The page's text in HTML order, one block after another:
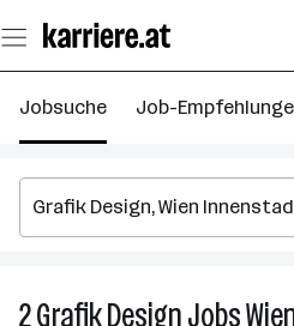
Seiteninhalt
springen
Jobsuche Job-
2Grafik DesignJobs